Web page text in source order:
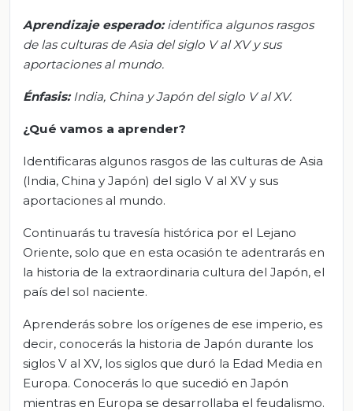
Aprendizajeesperado: identifica algunos rasgos
de las culturas de Asia del siglo V al XV y sus
aportaciones al mundo.
Énfasis: India, China y Japón del siglo V al XV.
¿Qué vamos a aprender?
Identificaras algunos rasgos de las culturas de Asia
(India, China y Japón) del siglo V al XV y sus
aportaciones al mundo.
Continuarás tu travesía histórica por el Lejano
Oriente, solo que en esta ocasión te adentrarás en
la historia de la extraordinaria cultura del Japón, el
país del sol naciente.
Aprenderás sobre los orígenes de ese imperio, es
decir, conocerás la historia de Japón durante los
siglos V al XV, los siglos que duró la Edad Media en
Europa. Conocerás lo que sucedió en Japón
mientras en Europa se desarrollaba el feudalismo.